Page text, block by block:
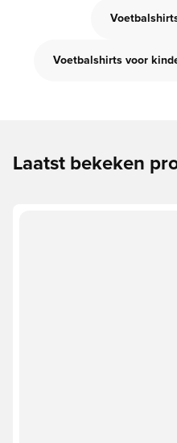
Voetbalshirts voor
Laatst bekeken